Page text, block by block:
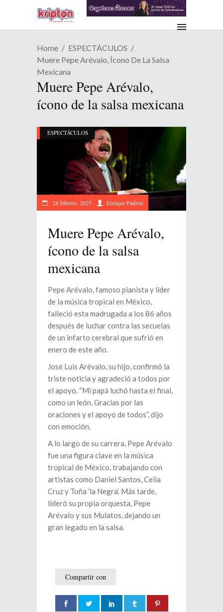
Home
ESPECTÁCULOS
Muere Pepe Arévalo, Ícono De La Salsa
Mexicana
Muere Pepe Arévalo,
ícono de la salsa mexicana
ESPECTÁCULOS
28 febrero, 2025 Enrique Padron
Muere Pepe Arévalo,
ícono de la salsa
mexicana
Pepe Arévalo, famoso pianista y líder
de la música tropical en México,
falleció esta madrugada a los 86 años
después de luchar contra las secuelas
de un infarto cerebral que sufrió en
enero de este año.
José Luis Arévalo, su hijo, confirmó la
triste noticia y agradeció a todos por
el apoyo. “Mi papá luchó hasta el final,
como un león. Gracias por las
oraciones y el apoyo de todos”, dijo
con emoción.
A lo largo de su carrera, Pepe Arévalo
fue una figura clave en la música
tropical de México, trabajando con
artistas como Daniel Santos, Celia
Cruz y Toña ‘la Negra’. Más tarde,
lideró su propia orquesta, Pepe
Arévalo y sus Mulatos, dejando un
gran legado en la salsa.
Compartir con